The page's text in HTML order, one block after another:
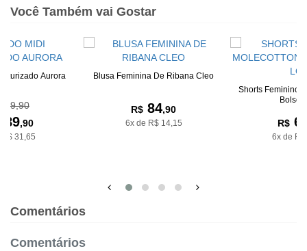
Você Também vai Gostar
Aurora
,90
31,65
Blusa Feminina De Ribana Cleo
R$ 84,90
6x de R$ 14,15
Shorts Feminino
R$
6x de
Comentários
Comentários